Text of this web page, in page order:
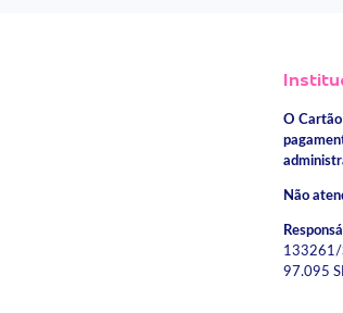
O Cartão
Não
133261/
97.095